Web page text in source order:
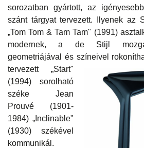
sorozatban gyártott, az
szánt tárgyat tervezett. Ilyenek az
„Tom Tom & Tam Tam" (1991)
modernek, a de Stijl
geometriájával és színeivel
tervezett „Start"
(1994) sorolható
széke Jean
Prouvé (1901-
1984) „Inclinable"
(1930) székével
kommunikál.